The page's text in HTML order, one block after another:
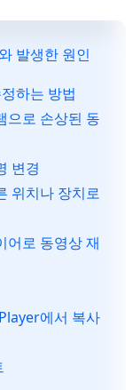
발생한 원인
하는 방법
으로 손상된 동
변경
위치나 장치로
어로 동영상 재
에서 복사